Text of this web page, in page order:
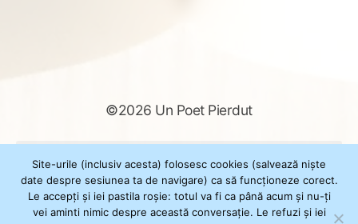
©2026 Un Poet Pierdut
după:
Site-urile (inclusiv acesta) folosesc cookies (salvează niște
date despre sesiunea ta de navigare) ca să funcționeze corect.
Le accepți și iei pastila roșie: totul va fi ca până acum și nu-ți
vei aminti nimic despre această conversație. Le refuzi și iei